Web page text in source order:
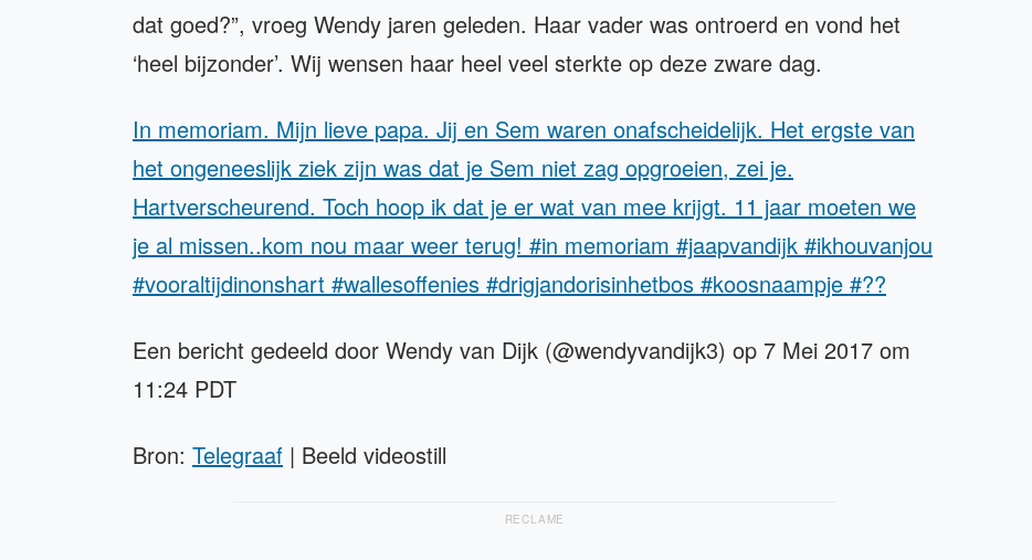
dat goed?”, vroeg Wendy jaren geleden. Haar vader was ontroerd en vond het
‘heel bijzonder’. Wij wensen haar heel veel sterkte op deze zware dag.
In memoriam. Mijn lieve papa. Jij en Sem waren onafscheidelijk. Het ergste van
het ongeneeslijk ziek zijn was dat je Sem niet zag opgroeien, zei je.
Hartverscheurend. Toch hoop ik dat je er wat van mee krijgt. 11 jaar moeten we
je al missen..kom nou maar weer terug! #in memoriam #jaapvandijk #ikhouvanjou
#vooraltijdinonshart #wallesoffenies #drigjandorisinhetbos #koosnaampje #??
Een bericht gedeeld door Wendy van Dijk (@wendyvandijk3) op 7 Mei 2017 om
11:24 PDT
Bron: Telegraaf | Beeld videostill
RECLAME